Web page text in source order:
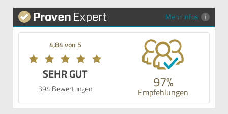
Mehr Infos
4,84 von 5
SEHR GUT
394 Bewertungen 97%
Empfehlungen